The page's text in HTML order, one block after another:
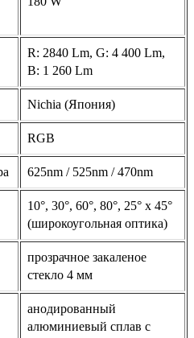
R: 2840 Lm, G: 4 400 Lm,
B: 1 260 Lm
Nichia (Япония)
RGB
625nm / 525nm / 470nm
10°, 30°, 60°, 80°, 25° х 45°
(широкоугольная оптика)
прозрачное закаленое
стекло 4 мм
анодированный
алюминиевый сплав с